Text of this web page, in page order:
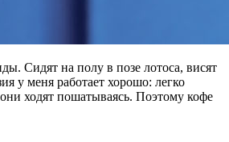
Сидят на полу в позе лотоса, висят
у меня работает хорошо: легко
ходят пошатываясь. Поэтому кофе